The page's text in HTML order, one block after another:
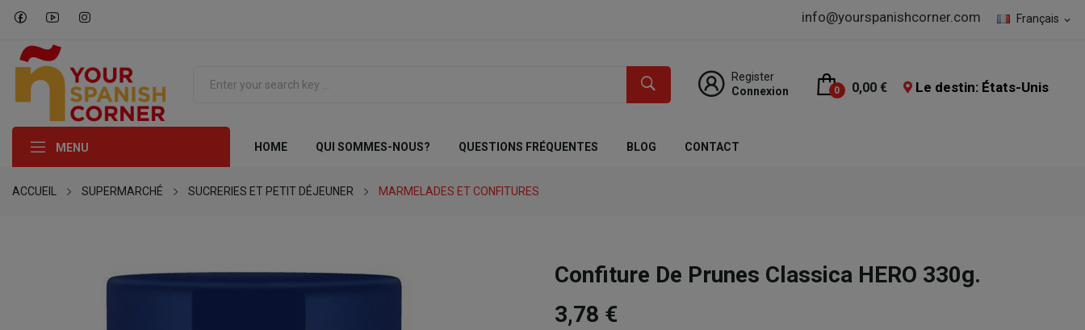
Français expand_more
info@yourspanishcorner.com
Register
Connexion
0 0,00 € Le destin: États-Unis
MENU HOME QUI SOMMES-NOUS? QUESTIONS FRÉQUENTES BLOG CONTACT
ACCUEIL SUPERMARCHÉ SUCRERIES ET PETIT DÉJEUNER MARMELADES ET CONFITURES
Confiture De Prunes Classica HERO 330g.
3,78 €